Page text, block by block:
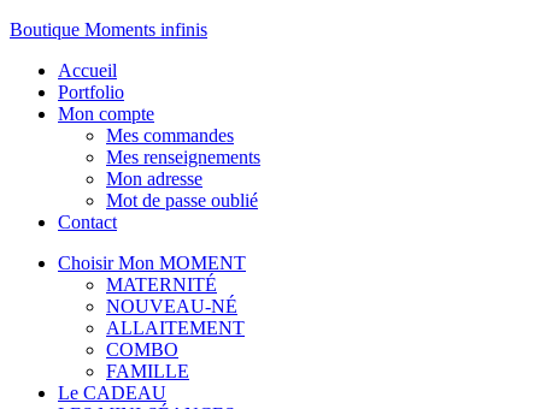
Boutique Moments infinis
Accueil
Portfolio
Mon compte
Mes commandes
Mes renseignements
Mon adresse
Mot de passe oublié
Contact
Choisir Mon MOMENT
MATERNITÉ
NOUVEAU-NÉ
ALLAITEMENT
COMBO
FAMILLE
Le CADEAU